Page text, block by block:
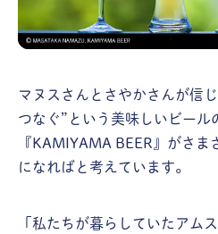
マヌスさんとさやかさんが信
つなぐ”という美味しいビール
『KAMIYAMA BEER』がさ
になればと考えています。
「私たちが暮らしていたアム